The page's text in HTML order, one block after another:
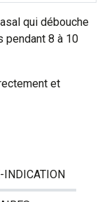
qui débouche
pendant 8 à 10
et
INDICATION